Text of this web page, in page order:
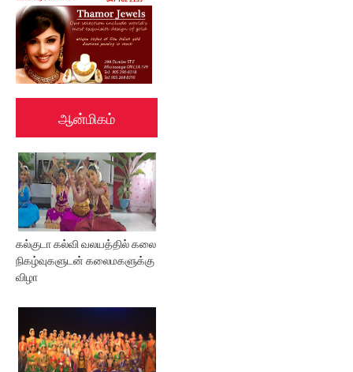
ஆன்மிகம்
கல்குடா கல்வி வலயத்தில் கலை
நிகழ்வுகளுடன் கலைமகளுக்கு
விழா